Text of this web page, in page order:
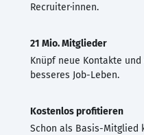
Recruiter·innen.
21 Mio. Mitglieder
Knüpf neue Kontakte
besseres Job-Leben.
Kostenlos profitieren
Schon als Basis-Mitglied